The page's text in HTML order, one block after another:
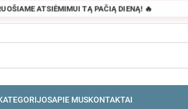
ATSIĖMIMUI TĄ PAČIĄ DIENĄ! 🔥
APIE MUSKONTAKTAI